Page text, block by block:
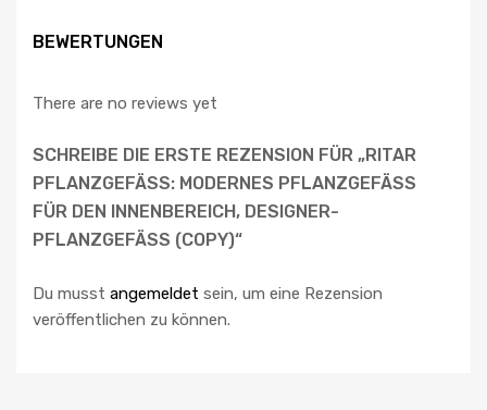
BEWERTUNGEN
There are no reviews yet
SCHREIBE DIE ERSTE REZENSION FÜR „RITAR
PFLANZGEFÄSS: MODERNES PFLANZGEFÄSS FÜ
R DEN INNENBEREICH, DESIGNER-PF
LANZGEFÄSS (COPY)“
Du musst angemeldet sein, um eine Rezension
veröffentlichen zu können.